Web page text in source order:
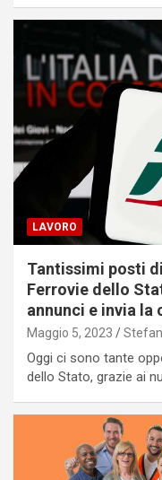
LAVORO
Tantissimi posti
Ferrovie dello
annunci e invia la
Maggio 5, 2023
Oggi ci sono tante
dello Stato, grazie ai